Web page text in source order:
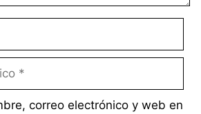
correo electrónico y web en